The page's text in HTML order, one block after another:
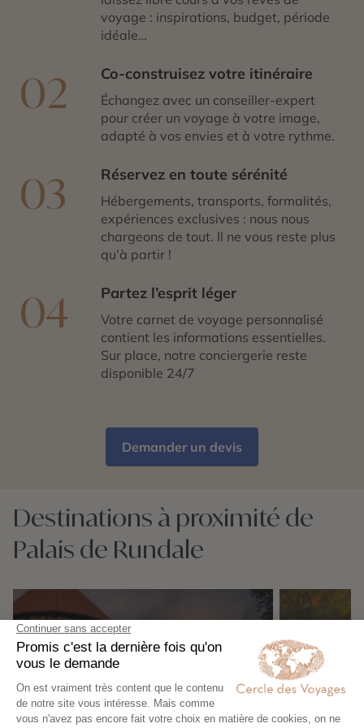
voyage : inspirations, budget, période
idéale…
02 Co-construisez votre itinéraire
Échangez avec un conseiller-expert
pour créer un voyage à votre image,
adapté à vos envies et à votre rythme.
03 Réservez en toute sérénité
Hébergements, transports, formalités,
expériences exclusives : nous nous
chargeons de tout. Il ne vous reste plus
qu’à partir !
04 Partez l’esprit léger
Votre carnet de voyage personnalisé
contient les informations essentielles.
Sur place, notre conciergerie reste
disponible 24/7
Demander un devis
Destinations à proximité de
Palais de Rundale